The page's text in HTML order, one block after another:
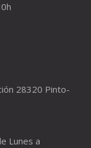
28320 Pinto-
Lunes a